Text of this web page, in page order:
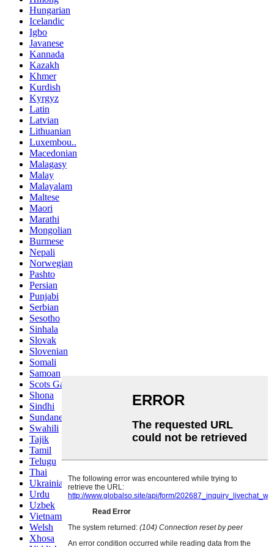
Hungarian
Icelandic
Igbo
Javanese
Kannada
Kazakh
Khmer
Kurdish
Kyrgyz
Latin
Latvian
Lithuanian
Luxembou..
Macedonian
Malagasy
Malay
Malayalam
Maltese
Maori
Marathi
Mongolian
Burmese
Nepali
Norwegian
Pashto
Persian
Punjabi
Serbian
Sesotho
Sinhala
Slovak
Slovenian
Somali
Samoan
Scots Gaelic
Shona
Sindhi
Sundanese
Swahili
Tajik
Tamil
Telugu
Thai
Ukrainian
Urdu
Uzbek
Vietnamese
Welsh
Xhosa